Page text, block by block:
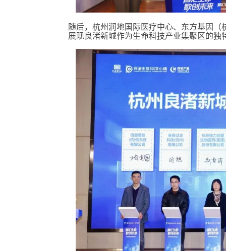
随后，杭州润地国际医疗中心、东方基因
展现良渚新城作为生命科技产业集聚区的独